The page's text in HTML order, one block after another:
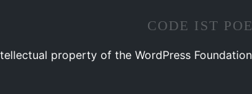
CODE IST
property of the WordPress